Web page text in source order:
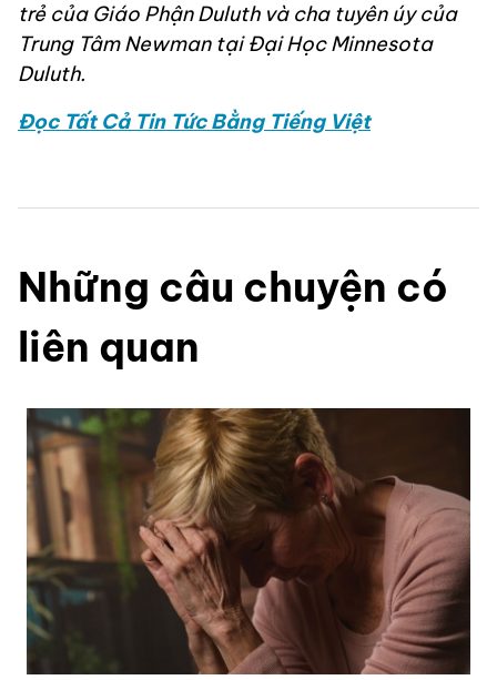
trẻ của Giáo Phận Duluth và cha tuyên úy của
Trung Tâm Newman tại Đại Học Minnesota
Duluth.
Đọc Tất Cả Tin Tức Bằng Tiếng Việt
Những câu chuyện có
liên quan